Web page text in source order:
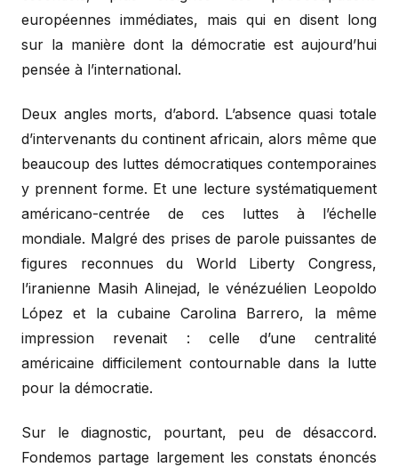
européennes immédiates, mais qui en disent long
sur la manière dont la démocratie est aujourd’hui
pensée à l’international.
Deux angles morts, d’abord. L’absence quasi totale
d’intervenants du continent africain, alors même que
beaucoup des luttes démocratiques contemporaines
y prennent forme. Et une lecture systématiquement
américano-centrée de ces luttes à l’échelle
mondiale. Malgré des prises de parole puissantes de
figures reconnues du World Liberty Congress,
l’iranienne Masih Alinejad, le vénézuélien Leopoldo
López et la cubaine Carolina Barrero, la même
impression revenait : celle d’une centralité
américaine difficilement contournable dans la lutte
pour la démocratie.
Sur le diagnostic, pourtant, peu de désaccord.
Fondemos partage largement les constats énoncés